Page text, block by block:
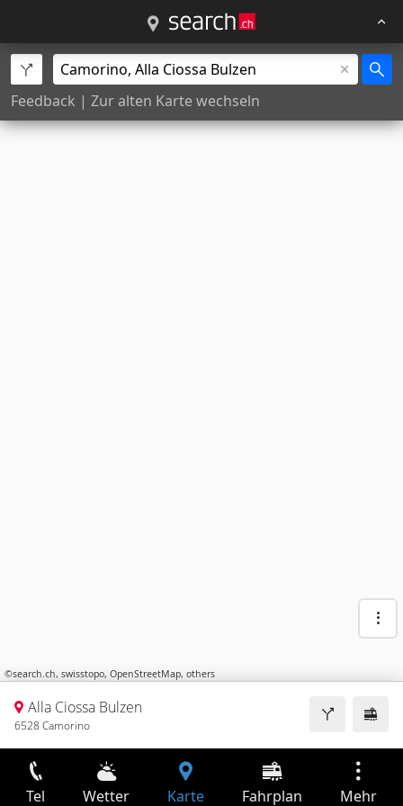
Feedback | Zur alten Karte wechseln
©search.ch, swisstopo, OpenStreetMap, others
Alla Ciossa Bulzen
6528 Camorino
Tel Wetter Karte Fahrplan Mehr